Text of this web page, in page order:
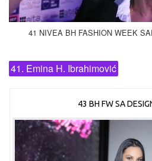
41 NIVEA BH FASHION WEEK
41. Emina H. Ibrahimović
43 BH FW SA